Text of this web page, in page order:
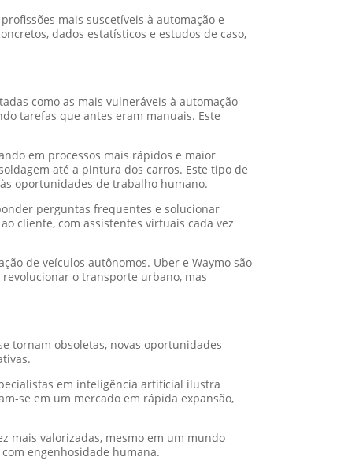
mais suscetíveis à automação e
dados estatísticos e estudos de caso,
como as mais vulneráveis à automação
tarefas que antes eram manuais. Este
em processos mais rápidos e maior
até a pintura dos carros. Este tipo de
oportunidades de trabalho humano.
perguntas frequentes e solucionar
cliente, com assistentes virtuais cada vez
de veículos autônomos. Uber e Waymo são
o transporte urbano, mas
tornam obsoletas, novas oportunidades
em inteligência artificial ilustra
se em um mercado em rápida expansão,
mais valorizadas, mesmo em um mundo
engenhosidade humana.